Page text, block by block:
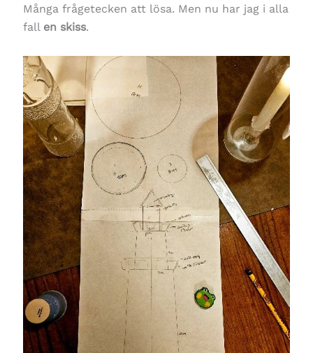
Många frågetecken att lösa. Men nu har jag i alla
fall en skiss.